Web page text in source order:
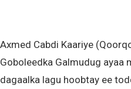
Axmed Cabdi Kaariye
Goboleedka Galmudug ayaa
dagaalka lagu hoobtay ee